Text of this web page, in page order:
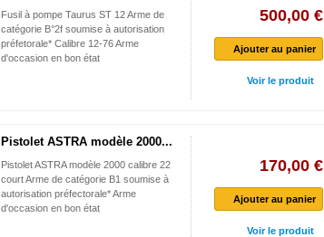
Fusil à pompe Taurus ST 12 Arme de
catégorie B°2f soumise à autorisation
préfetorale* Calibre 12-76 Arme
d'occasion en bon état
500,00 €
Ajouter au panier
Voir le produit
Pistolet ASTRA modèle 2000...
Pistolet ASTRA modèle 2000 calibre 22
court Arme de catégorie B1 soumise à
autorisation préfectorale* Arme
d'occasion en bon état
170,00 €
Ajouter au panier
Voir le produit